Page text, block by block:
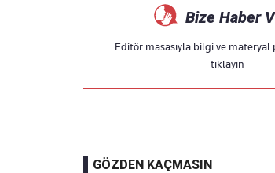
Bize Haber
Editör masasıyla bilgi ve materyal
tıklayın
GÖZDEN KAÇMASIN